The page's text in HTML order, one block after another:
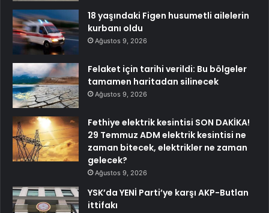
18 yaşındaki Figen husumetli ailelerin
kurbanı oldu
Ağustos 9, 2026
Felaket için tarihi verildi: Bu bölgeler
tamamen haritadan silinecek
Ağustos 9, 2026
Fethiye elektrik kesintisi SON DAKİKA!
29 Temmuz ADM elektrik kesintisi ne
zaman bitecek, elektrikler ne zaman
gelecek?
Ağustos 9, 2026
YSK’da YENİ Parti’ye karşı AKP-Butlan
ittifakı